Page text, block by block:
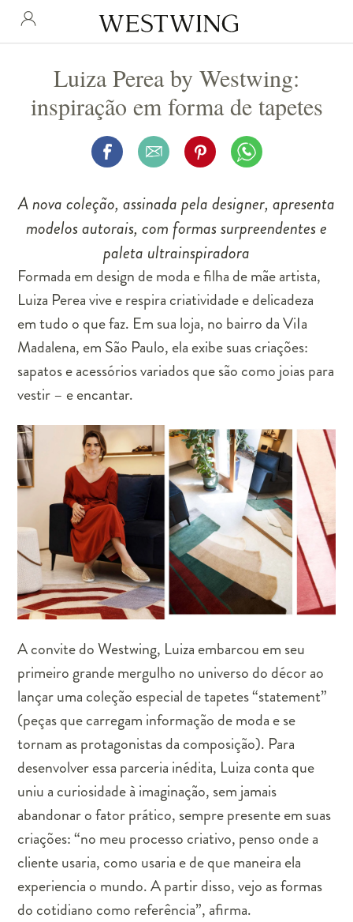
Luiza Perea by Westwing:
inspiração em forma de tapetes
A nova coleção, assinada pela designer, apresenta
modelos autorais, com formas surpreendentes e
paleta ultrainspiradora
Formada em design de moda e filha de mãe artista,
Luiza Pereavive e respira criatividade e delicadeza
em tudo o que faz. Em sua loja, no bairro da ViIa
Madalena, em São Paulo, ela exibe suas criações:
sapatos e acessórios variados que são como joias para
vestir – e encantar.
A convite doWestwing, Luiza embarcou em seu
primeiro grande mergulho no universo do décor ao
lançar uma coleção especial de tapetes “statement”
(peças que carregam informação de moda e se
tornam as protagonistas da composição). Para
desenvolver essa parceria inédita, Luiza conta que
uniu a curiosidade à imaginação, sem jamais
abandonar o fator prático, sempre presente em suas
criações: “no meu processo criativo, penso onde a
cliente usaria, como usaria e de que maneira ela
experiencia o mundo. A partir disso, vejo as formas
do cotidiano como referência”, afirma.